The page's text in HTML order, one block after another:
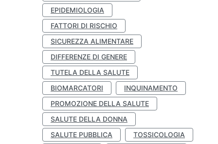
EPIDEMIOLOGIA
FATTORI DI RISCHIO
SICUREZZA ALIMENTARE
DIFFERENZE DI GENERE
TUTELA DELLA SALUTE
BIOMARCATORI
INQUINAMENTO
PROMOZIONE DELLA SALUTE
SALUTE DELLA DONNA
SALUTE PUBBLICA
TOSSICOLOGIA